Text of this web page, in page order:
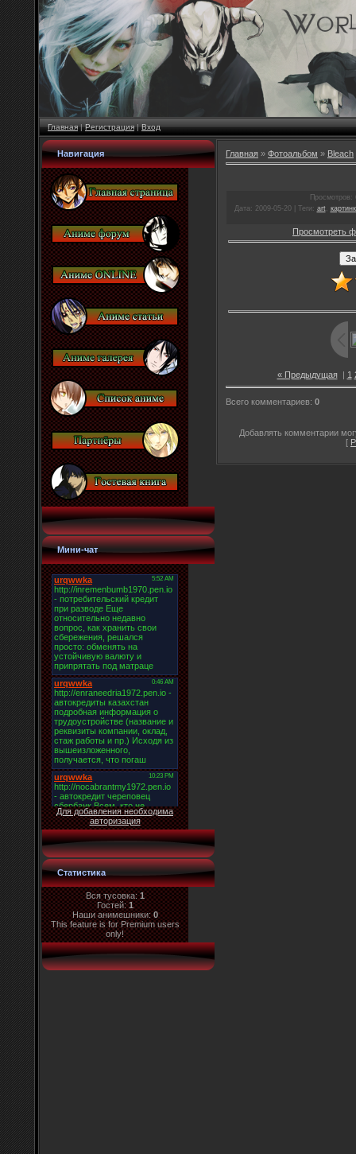
Главная|Регистрация|Вход
Навигация
Мини-чат
Для добавления необходима
авторизация
Статистика
Вся тусовка:1
Гостей:1
Наши анимешники:0
This feature is for Premium users
only!
Главная » Фотоальбом » Bleach
Просмотров :
Дата : 2009-05-20 | Теги : art,
Просмотреть
« Предыдущая| 1
Всего комментариев: 0
Добавлять комментарии
[